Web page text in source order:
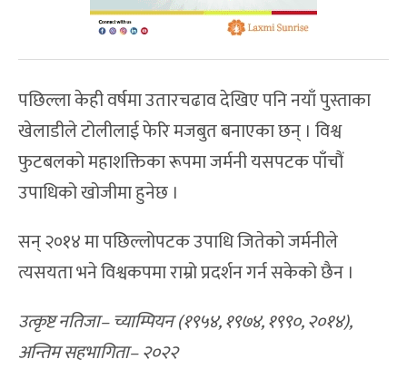
पछिल्ला केही वर्षमा उतारचढाव देखिए पनि नयाँ पुस्ताका
खेलाडीले टोलीलाई फेरि मजबुत बनाएका छन् । विश्व
फुटबलको महाशक्तिका रूपमा जर्मनी यसपटक पाँचौं
उपाधिको खोजीमा हुनेछ ।
सन् २०१४ मा पछिल्लोपटक उपाधि जितेको जर्मनीले
त्यसयता भने विश्वकपमा राम्रो प्रदर्शन गर्न सकेको छैन ।
उत्कृष्ट नतिजा– च्याम्पियन (१९५४, १९७४, १९९०, २०१४),
अन्तिम सहभागिता– २०२२